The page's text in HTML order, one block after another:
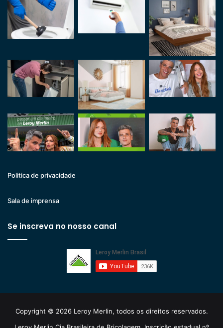
Politica de privacidade
Sala de imprensa
Se inscreva no nosso canal
Copyright © 2026 Leroy Merlin, todos os direitos reservados.